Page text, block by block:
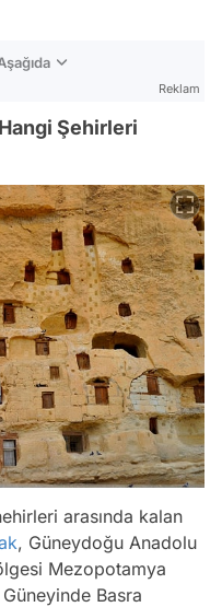
Reklam
Şehirleri
arasında kalan
, Güneydoğu Anadolu
Mezopotamya
Basra